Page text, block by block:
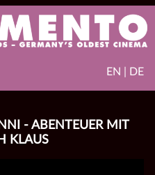
EN | DE
- ABENTEUER MIT
KLAUS